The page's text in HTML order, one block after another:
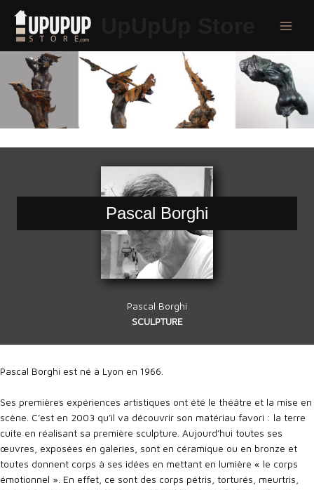
contenu
Menu
Pascal Borghi
Pascal Borghi
SCULPTURE
Pascal Borghi est né à Lyon en 1966.
Ses premières expériences artistiques ont été le théâtre et la mise en
scène. C’est en 2003 qu’il va découvrir son matériau favori : la terre
cuite en réalisant sa première sculpture. Aujourd’hui toutes ses
œuvres, exposées en galeries, sont en céramique ou en bronze et
toutes donnent corps à ses idées en mettant en lumière « le corps
émotionnel ». En effet, ce sont des corps pétris, torturés, meurtris,